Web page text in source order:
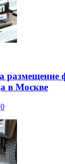
в Москве
0